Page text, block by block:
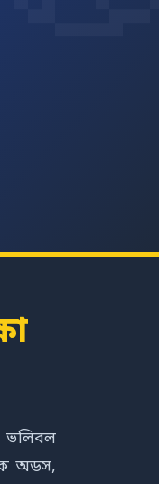
ভলিবল
অডস,